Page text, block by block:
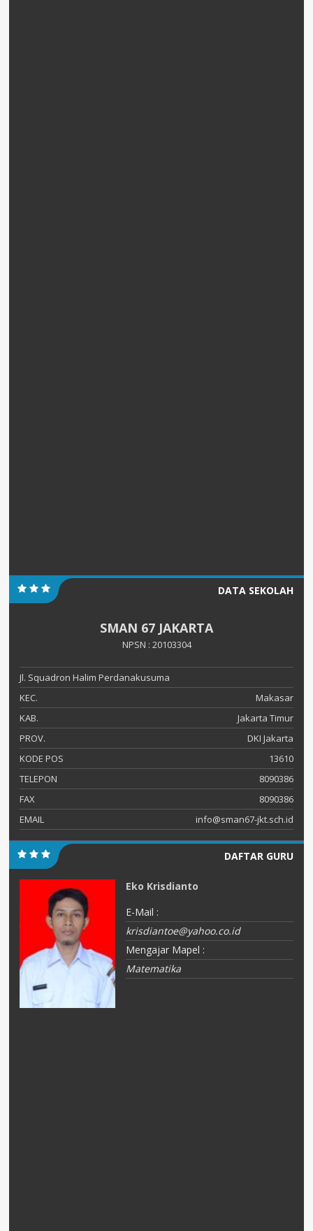
DATA SEKOLAH
SMAN 67 JAKARTA
NPSN : 20103304
Jl. Squadron Halim Perdanakusuma
KEC.
Makasar
KAB.
Jakarta Timur
PROV.
DKI Jakarta
KODE POS
13610
TELEPON
8090386
FAX
8090386
EMAIL
info@sman67-jkt.sch.id
DAFTAR GURU
Eko Krisdianto
E-Mail :
krisdiantoe@yahoo.co.id
Mengajar Mapel :
Matematika